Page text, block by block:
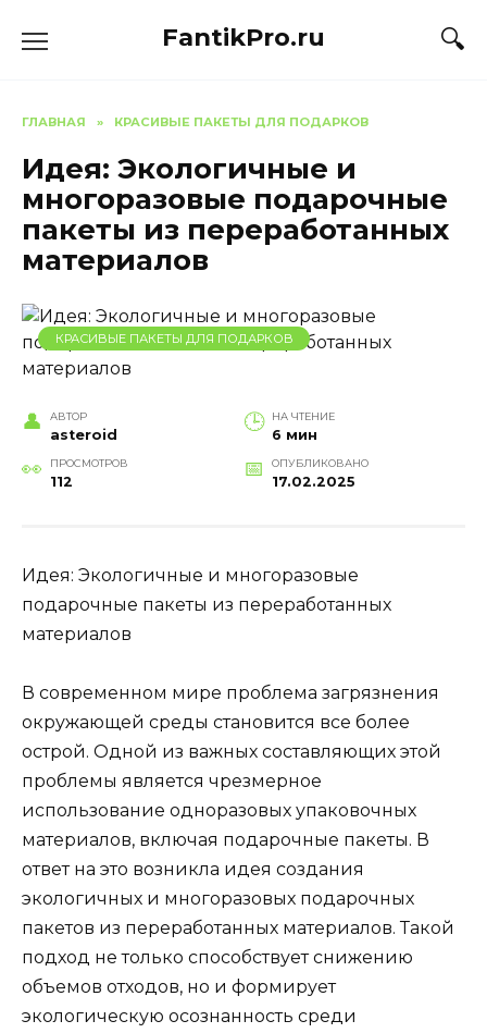
FantikPro.ru
ГЛАВНАЯ » КРАСИВЫЕ ПАКЕТЫ ДЛЯ ПОДАРКОВ
Идея: Экологичные и
многоразовые подарочные
пакеты из переработанных
материалов
КРАСИВЫЕ ПАКЕТЫ ДЛЯ ПОДАРКОВ
АВТОР
asteroid
НА ЧТЕНИЕ
6 мин
ПРОСМОТРОВ
112
ОПУБЛИКОВАНО
17.02.2025
Идея: Экологичные и многоразовые
подарочные пакеты из переработанных
материалов
В современном мире проблема загрязнения
окружающей среды становится все более
острой. Одной из важных составляющих этой
проблемы является чрезмерное
использование одноразовых упаковочных
материалов, включая подарочные пакеты. В
ответ на это возникла идея создания
экологичных и многоразовых подарочных
пакетов из переработанных материалов. Такой
подход не только способствует снижению
объемов отходов, но и формирует
экологическую осознанность среди